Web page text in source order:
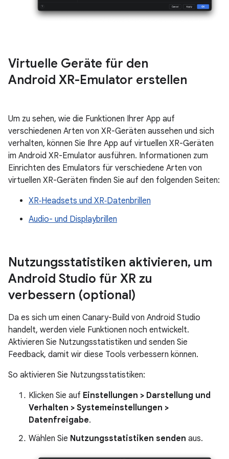
Virtuelle Geräte für den
Android XR-Emulator erstellen
Um zu sehen, wie die Funktionen Ihrer App auf
verschiedenen Arten von XR-Geräten aussehen und sich
verhalten, können Sie Ihre App auf virtuellen XR-Geräten
im Android XR-Emulator ausführen. Informationen zum
Einrichten des Emulators für verschiedene Arten von
virtuellen XR-Geräten finden Sie auf den folgenden Seiten:
XR‑Headsets und XR‑Datenbrillen
Audio- und Displaybrillen
Nutzungsstatistiken aktivieren, um
Android Studio für XR zu
verbessern (optional)
Da es sich um einen Canary-Build von Android Studio
handelt, werden viele Funktionen noch entwickelt.
Aktivieren Sie Nutzungsstatistiken und senden Sie
Feedback, damit wir diese Tools verbessern können.
So aktivieren Sie Nutzungsstatistiken:
Klicken Sie auf Einstellungen > Darstellung und
Verhalten > Systemeinstellungen >
Datenfreigabe.
Wählen Sie Nutzungsstatistiken senden aus.